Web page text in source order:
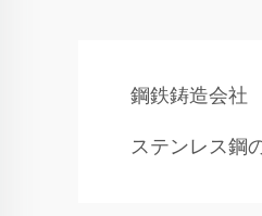
鋼鉄鋳造会社
ステンレス鋼